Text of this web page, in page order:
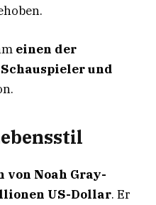
einen der
und
von Noah Gray-
US-Dollar. Er